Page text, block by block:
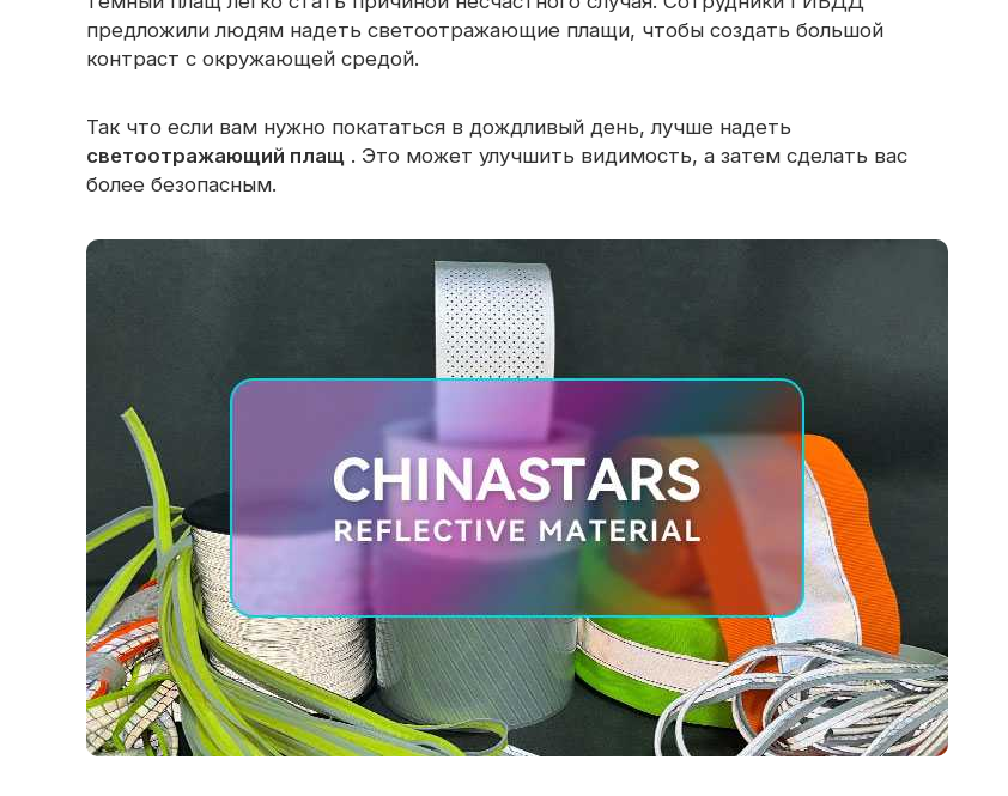
предложили людям надеть светоотражающие плащи, чтобы создать большой
контраст с окружающей средой.
Так что если вам нужно покататься в дождливый день, лучше надеть
светоотражающий плащ . Это может улучшить видимость, а затем сделать вас
более безопасным.